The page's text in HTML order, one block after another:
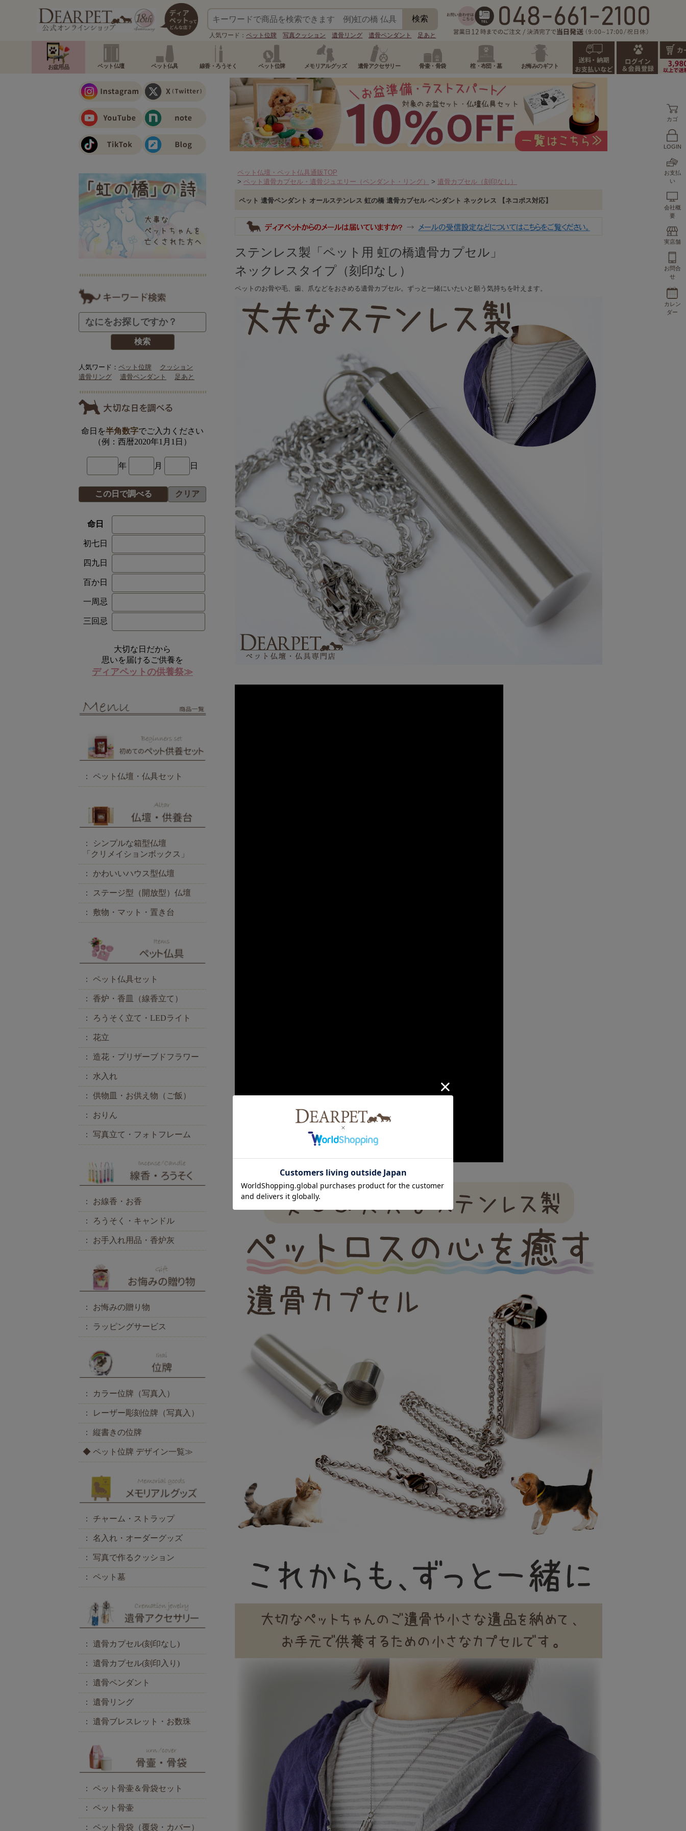
人気ワード：ペット位牌 写真クッション 遺骨リング 遺骨ペンダント 足あと
お盆用品 ペット仏壇 ペット仏具 線香・ろうそく ペット位牌 メモリアルグッズ 遺骨アクセサリー 骨壷・骨袋 棺・布団・墓 お悔みのギフト
カゴ
LOGIN
お支払
い
会社概
要
実店舗
お問合
せ
カレン
ダー
ペット仏壇・ペット仏具通販TOP
> ペット遺骨カプセル・遺骨ジュエリー（ペンダント・リング） > 遺骨カプセル（刻印なし）
ペット 遺骨ペンダント オールステンレス 虹の橋 遺骨カプセル ペンダント ネックレス 【ネコポス対応】
ステンレス製「ペット用 虹の橋遺骨カプセル」
ネックレスタイプ（刻印なし）
ペットのお骨や毛、歯、爪などをおさめる遺骨カプセル。ずっと一緒にいたいと願う気持ちを叶えます。